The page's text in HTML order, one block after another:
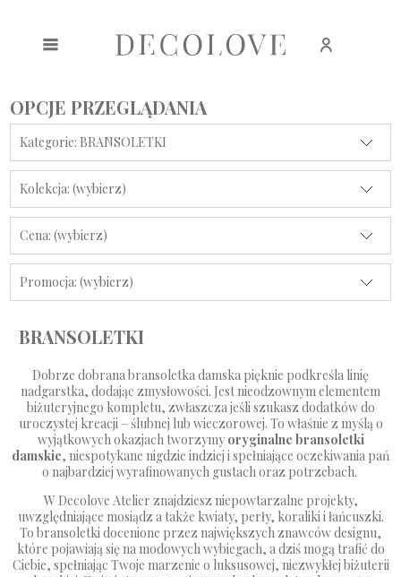
OPCJE PRZEGLĄDANIA
Kategorie: BRANSOLETKI
Kolekcja: (wybierz)
Cena: (wybierz)
Promocja: (wybierz)
BRANSOLETKI
Dobrze dobrana bransoletka damska pięknie podkreśla linię
nadgarstka, dodając zmysłowości. Jest nieodzownym elementem
biżuteryjnego kompletu, zwłaszcza jeśli szukasz dodatków do
uroczystej kreacji – ślubnej lub wieczorowej. To właśnie z myślą o
wyjątkowych okazjach tworzymy oryginalne bransoletki
damskie, niespotykane nigdzie indziej i spełniające oczekiwania pań
o najbardziej wyrafinowanych gustach oraz potrzebach.
W Decolove Atelier znajdziesz niepowtarzalne projekty,
uwzględniające mosiądz a także kwiaty, perły, koraliki i łańcuszki.
To bransoletki docenione przez największych znawców designu,
które pojawiają się na modowych wybiegach, a dziś mogą trafić do
Ciebie, spełniając Twoje marzenie o luksusowej, niezwykłej biżuterii